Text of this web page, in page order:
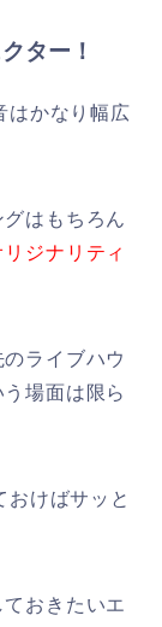
ター！
はかなり幅広
はもちろん
ジナリティ
ライブハウ
場面は限ら
おけばサッと
おきたいエ